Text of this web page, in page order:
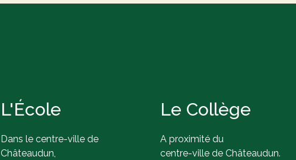
L'École
Dans le centre-ville de
Châteaudun,
Le Collège
A proximité du
centre-ville de Châteaudun.